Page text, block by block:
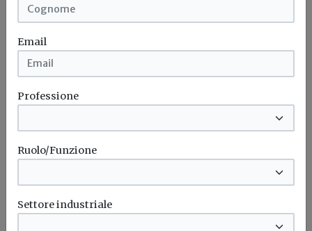
(EPC): il Rapporto finale del progetto
Redazione Build News
Nel documento vengono illustrate le raccomandazioni
Email
Professione
Ruolo/Funzione
Settore industriale